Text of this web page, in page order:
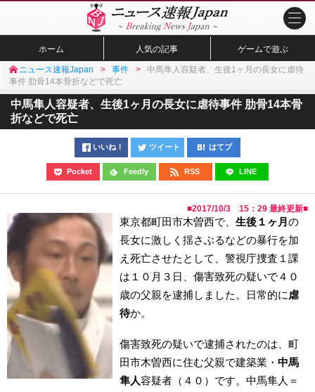
ホーム 人気の記事 ゲームで遊ぶ
ニュース速報Japan 事件
中馬隼人容疑者、生後1ヶ月の長女に虐待
事件 肋骨14本骨折などで死亡
中馬隼人容疑者、生後1ヶ月の長女に虐待事件 肋骨14本骨
折などで死亡
いいね！ ツイート はてブ
Pocket Feedly RSS LINE
■2017/10/3 15：29 最終更新■
東京都町田市木曽西で、 生後１ヶ月 の
長女に激しく揺さぶるなどの暴行を加
え死亡させたとして、警視庁捜査１課
は１０月３日、傷害致死の疑いで４０
歳の父親を逮捕しました。日常的に 虐
待か。
傷害致死の疑いで逮捕されたのは、町
田市木曽西に住む父親で建築業・ 中馬
隼人容疑者（４０）です。中馬隼人＝